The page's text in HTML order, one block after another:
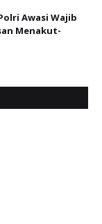
Awasi Wajib
Menakut-